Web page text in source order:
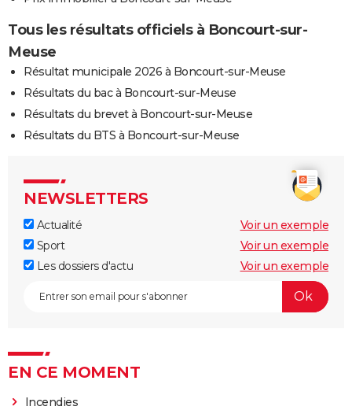
Tous les résultats officiels à Boncourt-sur-
Meuse
Résultat municipale 2026 à Boncourt-sur-Meuse
Résultats du bac à Boncourt-sur-Meuse
Résultats du brevet à Boncourt-sur-Meuse
Résultats du BTS à Boncourt-sur-Meuse
NEWSLETTERS
Actualité
Voir un exemple
Sport
Voir un exemple
Les dossiers d'actu
Voir un exemple
EN CE MOMENT
Incendies